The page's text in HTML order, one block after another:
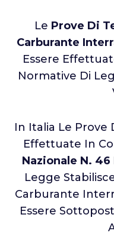
Le Prove Di
Carburante
Essere
Normative Di
In Italia Le Prove
Effettuate In
Nazionale N. 46
Legge
Carburante
Essere